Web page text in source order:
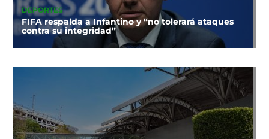
DEPORTES
FIFA respalda a Infantino y “no tolerará ataques
contra su integridad”